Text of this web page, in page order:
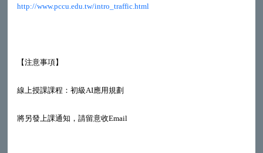
http://www.pccu.edu.tw/intro_traffic.html
【注意事項】
線上授課課程：初級AI應用規劃
將另發上課通知，請留意收Email